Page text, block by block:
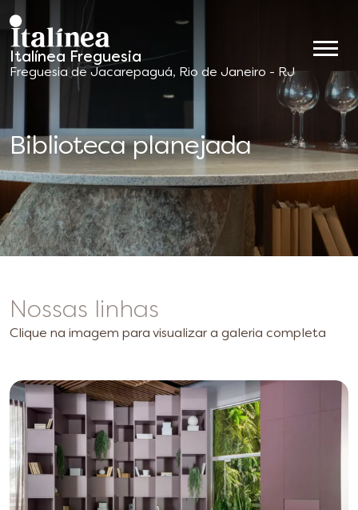
Italínea Freguesia
Móveis
Planejados
Freguesia de Jacarepaguá, Rio de Janeiro - RJ
Biblioteca planejada
Nossas linhas
Clique na imagem para visualizar a galeria completa